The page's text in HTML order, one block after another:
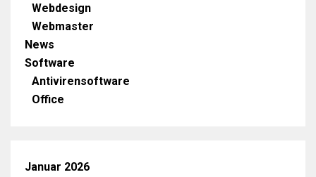
Webdesign
Webmaster
News
Software
Antivirensoftware
Office
Januar 2026